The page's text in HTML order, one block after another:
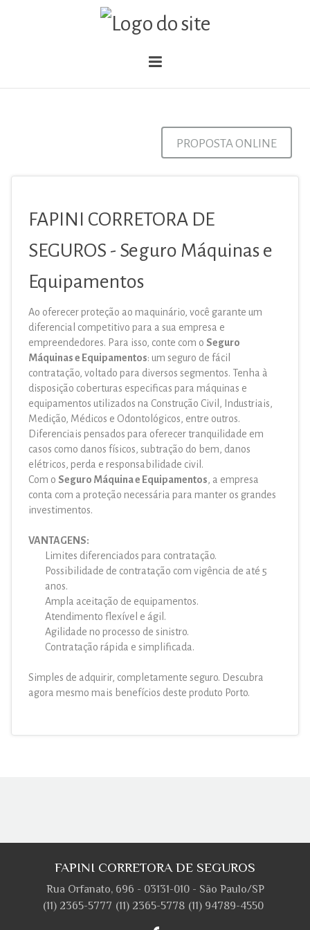
PROPOSTA ONLINE
FAPINI CORRETORA DE
SEGUROS - Seguro Máquinas e
Equipamentos
Ao oferecer proteção ao maquinário, você garante um
diferencial competitivo para a sua empresa e
empreendedores. Para isso, conte com o Seguro
Máquinas e Equipamentos: um seguro de fácil
contratação, voltado para diversos segmentos. Tenha à
disposição coberturas especificas para máquinas e
equipamentos utilizados na Construção Civil, Industriais,
Medição, Médicos e Odontológicos, entre outros.
Diferenciais pensados para oferecer tranquilidade em
casos como danos físicos, subtração do bem, danos
elétricos, perda e responsabilidade civil.
Com o Seguro Máquina e Equipamentos, a empresa
conta com a proteção necessária para manter os grandes
investimentos.
VANTAGENS:
Limites diferenciados para contratação.
Possibilidade de contratação com vigência de até 5
anos.
Ampla aceitação de equipamentos.
Atendimento flexível e ágil.
Agilidade no processo de sinistro.
Contratação rápida e simplificada.
Simples de adquirir, completamente seguro. Descubra
agora mesmo mais benefícios deste produto Porto.
FAPINI CORRETORA DE SEGUROS
Rua Orfanato, 696 - 03131-010 - São Paulo/SP
(11) 2365-5777 (11) 2365-5778 (11) 94789-4550